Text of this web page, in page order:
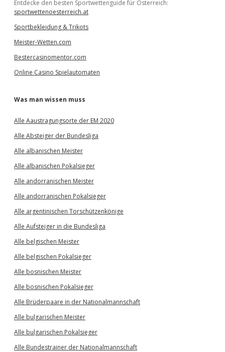
Entdecke den besten Sportwettenguide für Österreich:
sportwettenoesterreich.at
Sportbekleidung & Trikots
Meister-Wetten.com
Bestercasinomentor.com
Online Casino Spielautomaten
Was man wissen muss
Alle Aaustragungsorte der EM 2020
Alle Absteiger der Bundesliga
Alle albanischen Meister
Alle albanischen Pokalsieger
Alle andorranischen Meister
Alle andorranischen Pokalsieger
Alle argentinischen Torschützenkönige
Alle Aufsteiger in die Bundesliga
Alle belgischen Meister
Alle belgischen Pokalsieger
Alle bosnischen Meister
Alle bosnischen Pokalsieger
Alle Brüderpaare in der Nationalmannschaft
Alle bulgarischen Meister
Alle bulgarischen Pokalsieger
Alle Bundestrainer der Nationalmannschaft